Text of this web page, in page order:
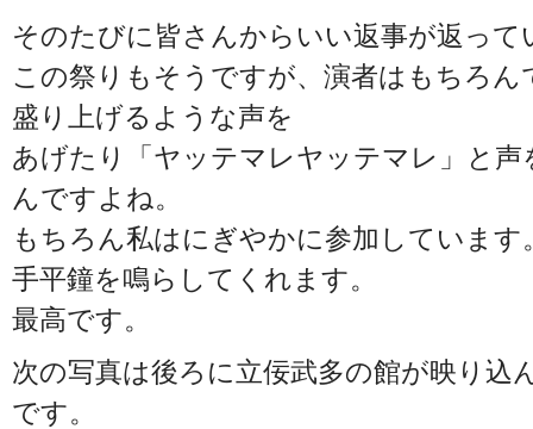
そのたびに皆さんからいい返事が返って
この祭りもそうですが、演者はもちろ
盛り上げるような声を
あげたり「ヤッテマレヤッテマレ」と
んですよね。
もちろん私はにぎやかに参加していま
手平鐘を鳴らしてくれます。
最高です。
次の写真は後ろに立佞武多の館が映り込
です。